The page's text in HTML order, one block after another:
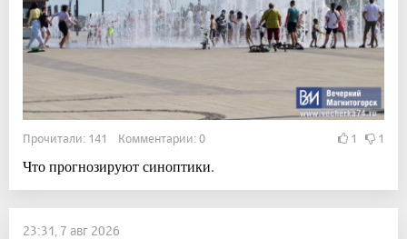
Прочитали: 141 Комментарии: 0 1 1
Что прогнозируют синоптики.
23:31, 7 авг 2026